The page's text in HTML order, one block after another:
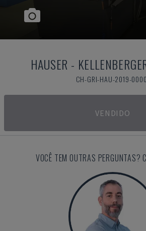
HAUSER -
CH-GRI-HAU-2019-
VENDIDO
VOCÊ TEM OUTRAS PERGUNTAS?